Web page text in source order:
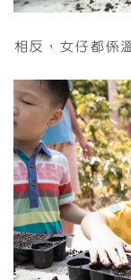
相反，女仔都係